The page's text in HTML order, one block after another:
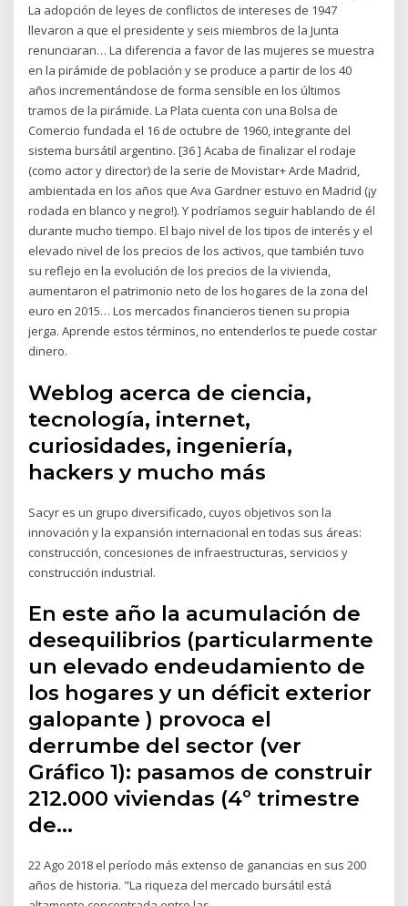
La adopción de leyes de conflictos de intereses de 1947
llevaron a que el presidente y seis miembros de la Junta
renunciaran… La diferencia a favor de las mujeres se muestra
en la pirámide de población y se produce a partir de los 40
años incrementándose de forma sensible en los últimos
tramos de la pirámide. La Plata cuenta con una Bolsa de
Comercio fundada el 16 de octubre de 1960, integrante del
sistema bursátil argentino. [36 ] Acaba de finalizar el rodaje
(como actor y director) de la serie de Movistar+ Arde Madrid,
ambientada en los años que Ava Gardner estuvo en Madrid (¡y
rodada en blanco y negro!). Y podríamos seguir hablando de él
durante mucho tiempo. El bajo nivel de los tipos de interés y el
elevado nivel de los precios de los activos, que también tuvo
su reflejo en la evolución de los precios de la vivienda,
aumentaron el patrimonio neto de los hogares de la zona del
euro en 2015… Los mercados financieros tienen su propia
jerga. Aprende estos términos, no entenderlos te puede costar
dinero.
Weblog acerca de ciencia,
tecnología, internet,
curiosidades, ingeniería,
hackers y mucho más
Sacyr es un grupo diversificado, cuyos objetivos son la
innovación y la expansión internacional en todas sus áreas:
construcción, concesiones de infraestructuras, servicios y
construcción industrial.
En este año la acumulación de
desequilibrios (particularmente
un elevado endeudamiento de
los hogares y un déficit exterior
galopante ) provoca el
derrumbe del sector (ver
Gráfico 1): pasamos de construir
212.000 viviendas (4º trimestre
de…
22 Ago 2018 el período más extenso de ganancias en sus 200
años de historia. "La riqueza del mercado bursátil está